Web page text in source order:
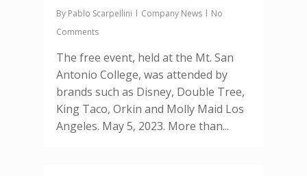
By Pablo Scarpellini Company News
No
Comments
The free event, held at the Mt. San
Antonio College, was attended by
brands such as Disney, Double Tree,
King Taco, Orkin and Molly Maid Los
Angeles. May 5, 2023. More than...